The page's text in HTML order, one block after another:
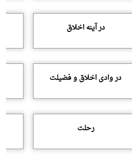
در آینه اخلاق
در وادى اخلاق و فضیلت
رحلت